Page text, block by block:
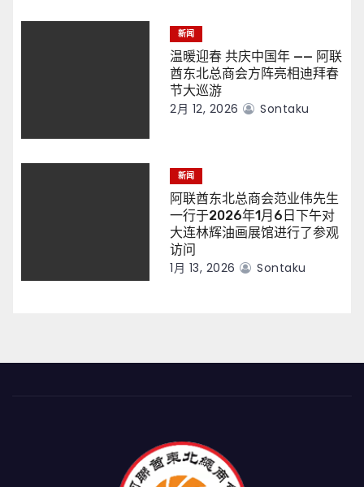
新闻
温暖迎春 共庆中国年 —— 阿联
酋东北总商会方阵亮相迪拜春
节大巡游
2月 12, 2026 Sontaku
新闻
阿联酋东北总商会范业伟先生
一行于2026年1月6日下午对
大连林辉油画展馆进行了参观
访问
1月 13, 2026 Sontaku